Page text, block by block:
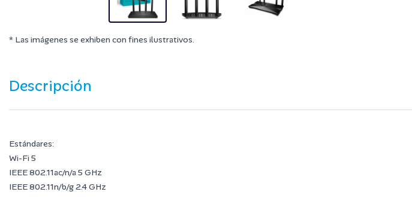
* Las imágenes se exhiben con fines ilustrativos.
Descripción
Estándares:
Wi-Fi 5
IEEE 802.11ac/n/a 5 GHz
IEEE 802.11n/b/g 2.4 GHz